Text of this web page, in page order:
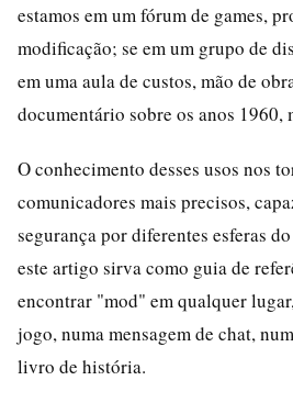
estamos em um fórum de games,
modificação; se em um grupo de
em uma aula de custos, mão de
documentário sobre os anos 1960,
O conhecimento desses usos nos
comunicadores mais precisos,
segurança por diferentes esferas
este artigo sirva como guia de
encontrar "mod" em qualquer
jogo, numa mensagem de chat,
livro de história.